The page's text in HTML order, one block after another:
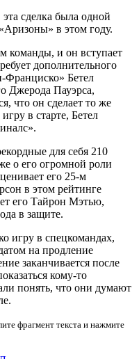
сделка была одной
в этом году.
команды, и он вступает
дополнительного
Франциско» Бетел
Джерода Пауэрса,
что он сделает то же
в старте, Бетел
для себя 210
о его огромной роли
его 25-м
в этом рейтинге
его Тайрон Мэтью,
в защите.
игру в спецкомандах,
на продление
заканчивается после
кому-то
понять, что они думают
фрагмент текста и нажмите